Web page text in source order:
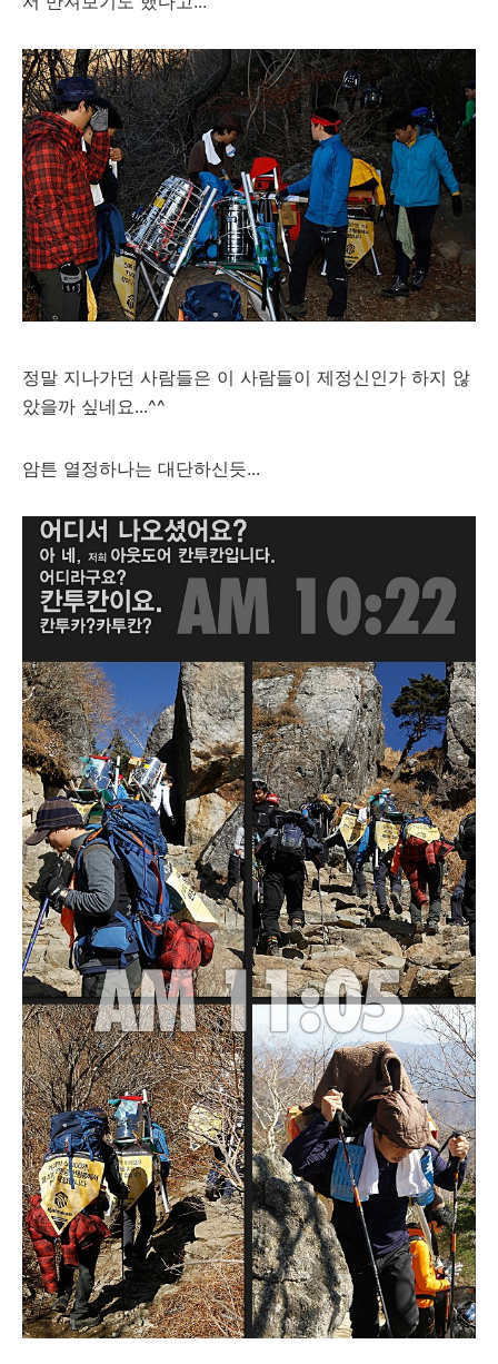
정말 지나가던 사람들은 이 사람들이 제정신인가 하지 않
았을까 싶네요...^^
암튼 열정하나는 대단하신듯...